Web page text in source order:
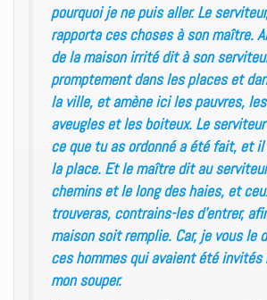
pourquoi je ne puis aller. Le
rapporta ces choses à son maître.
de la maison irrité dit à son
promptement dans les places et
la ville, et amène ici les pauvres,
aveugles et les boiteux. Le
ce que tu as ordonné a été fait, et il
la place. Et le maître dit au
chemins et le long des haies, et
trouveras, contrains-les d’entrer,
maison soit remplie. Car, je vous le
ces hommes qui avaient été invités
mon souper.